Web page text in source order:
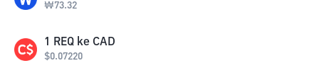
₩73.32
1 REQ ke CAD
$0.07220